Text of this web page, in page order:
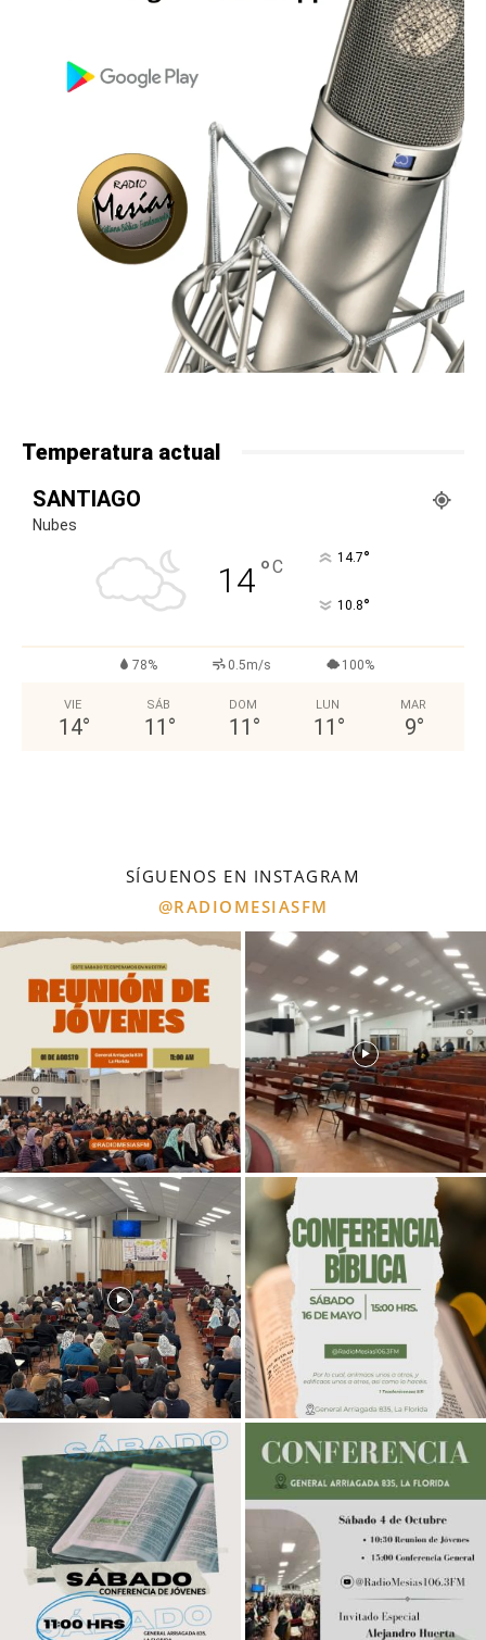
Temperatura actual
SANTIAGO
Nubes
14°C 14.7°
10.8°
78% 0.5m/s 100%
VIE
14°
SÁB
11 °
DOM
11 °
LUN
11 °
MAR
9°
SÍGUENOS EN INSTAGRAM
@RADIOMESIASFM